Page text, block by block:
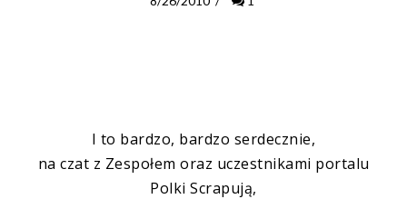
I to bardzo, bardzo serdecznie,
na czat z Zespołem oraz uczestnikami portalu
Polki Scrapują,